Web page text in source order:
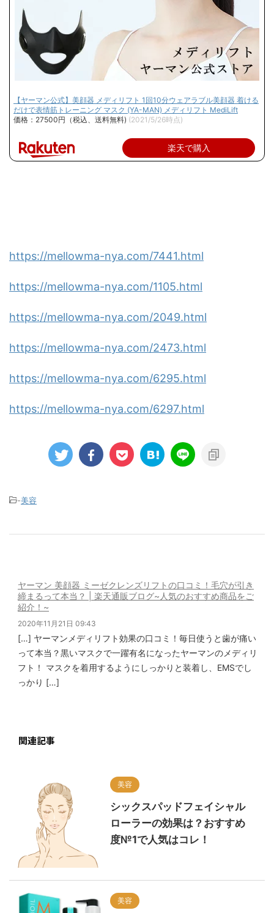
【ヤーマン公式】美顔器 メディリフト 1回10分ウェアラブル美顔器 着ける
だけで表情筋トレーニング マスク (YA-MAN) メディリフト MediLift
価格：27500円（税込、送料無料) (2021/5/26時点)
楽天で購入
https://mellowma-nya.com/7441.html
https://mellowma-nya.com/1105.html
https://mellowma-nya.com/2049.html
https://mellowma-nya.com/2473.html
https://mellowma-nya.com/6295.html
https://mellowma-nya.com/6297.html
-美容
ヤーマン 美顔器 ミーゼクレンズリフトの口コミ！毛穴が引き
締まるって本当？ | 楽天通販ブログ~人気のおすすめ商品をご
紹介！~
2020年11月21日 09:43
[…] ヤーマンメディリフト効果の口コミ！毎日使うと歯が痛い
って本当？黒いマスクで一躍有名になったヤーマンのメディリ
フト！ マスクを着用するようにしっかりと装着し、EMSでし
っかり […]
関連記事
美容
シックスパッドフェイシャル
ローラーの効果は？おすすめ
度№1で人気はコレ！
美容